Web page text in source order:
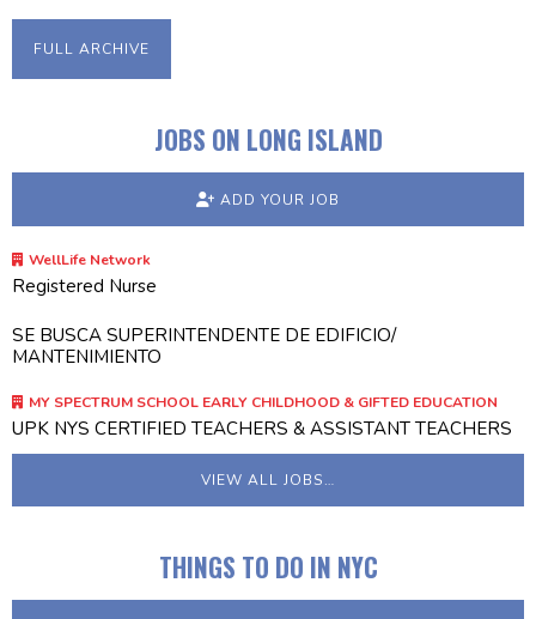
FULL ARCHIVE
JOBS ON LONG ISLAND
ADD YOUR JOB
WellLife Network
Registered Nurse
SE BUSCA SUPERINTENDENTE DE EDIFICIO/
MANTENIMIENTO
MY SPECTRUM SCHOOL EARLY CHILDHOOD & GIFTED EDUCATION
UPK NYS CERTIFIED TEACHERS & ASSISTANT TEACHERS
VIEW ALL JOBS…
THINGS TO DO IN NYC